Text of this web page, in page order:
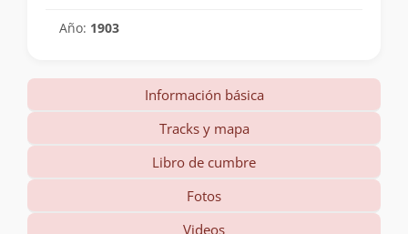
Año: 1903
Información básica
Tracks y mapa
Libro de cumbre
Fotos
Videos